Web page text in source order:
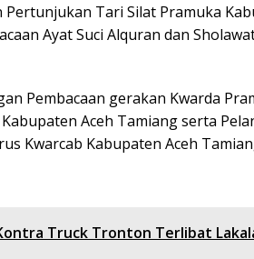
Tari Silat Pramuka
Ayat Suci Alquran dan
Pembacaan gerakan Kwarda
Aceh Tamiang serta
Kwarcab Kabupaten Aceh
Truck Tronton Terlibat